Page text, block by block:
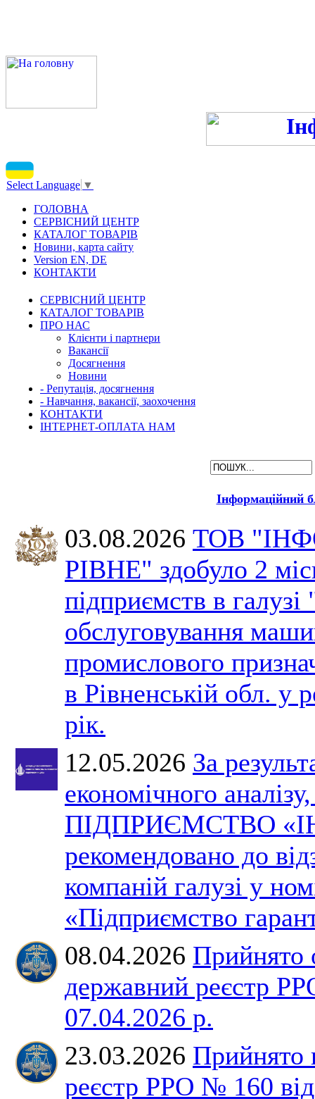
Select Language ▼
ГОЛОВНА
СЕРВІСНИЙ ЦЕНТР
КАТАЛОГ ТОВАРІВ
Новини, карта сайту
Version EN, DE
КОНТАКТИ
СЕРВІСНИЙ ЦЕНТР
КАТАЛОГ ТОВАРІВ
ПРО НАС
Клієнти і партнери
Вакансії
Досягнення
Новини
- Репутація, досягнення
- Навчання, вакансії, заохочення
КОНТАКТИ
ІНТЕРНЕТ-ОПЛАТА НАМ
Інформаційний
03.08.2026 ТОВ
РІВНЕ" здобуло 2
підприємств в
обслуговування
промислового
в Рівненській обл. у
рік.
12.05.2026 За
економічного
ПІДПРИЄМСТВО
рекомендовано до
компаній галузі у
«Підприємство
08.04.2026 Прийнято
державний реєстр
07.04.2026 р.
23.03.2026 Прийнято
реєстр РРО № 160